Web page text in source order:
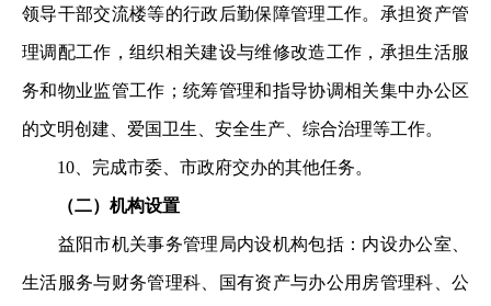
领导干部交流楼等的行政后勤保障管理工作。承担资产管
理调配工作，组织相关建设与维修改造工作，承担生活服
务和物业监管工作；统筹管理和指导协调相关集中办公区
的文明创建、爱国卫生、安全生产、综合治理等工作。
10、完成市委、市政府交办的其他任务。
（二）机构设置
益阳市机关事务管理局内设机构包括：内设办公室、
生活服务与财务管理科、国有资产与办公用房管理科、公